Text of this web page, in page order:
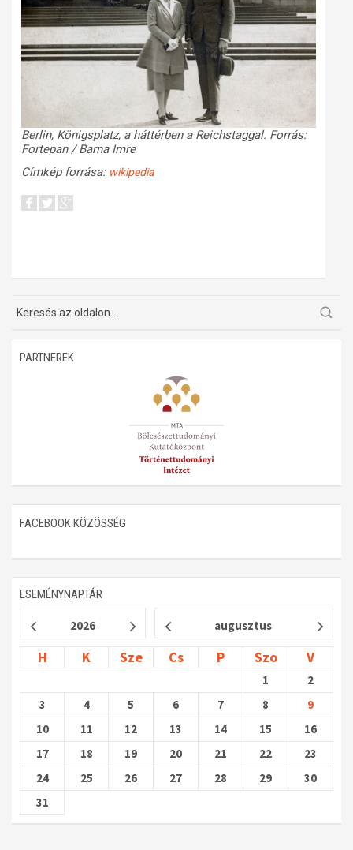
Berlin, Königsplatz, a háttérben a Reichstaggal. Forrás:
Fortepan / Barna Imre
Címkép forrása: wikipedia
PARTNEREK
FACEBOOK KÖZÖSSÉG
ESEMÉNYNAPTÁR
2026 augusztus
H K Sze Cs P Szo V
1
2
3
4 5 6 7 8
9
10
11 12 13 14 15
16
17
18 19 20 21 22
23
24
25 26 27 28 29
30
31